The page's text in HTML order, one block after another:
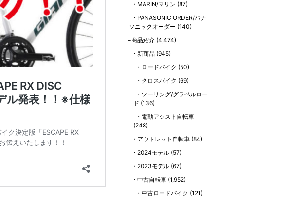
MARIN/マリン (87)
PANASONIC ORDER/パナ
ソニックオーダー (140)
商品紹介 (4,474)
新商品 (945)
ロードバイク (50)
クロスバイク (69)
ツーリング/グラベルロー
ド (136)
電動アシスト自転車
(248)
アウトレット自転車 (84)
2024モデル (57)
2023モデル (67)
中古自転車 (1,952)
中古ロードバイク (121)